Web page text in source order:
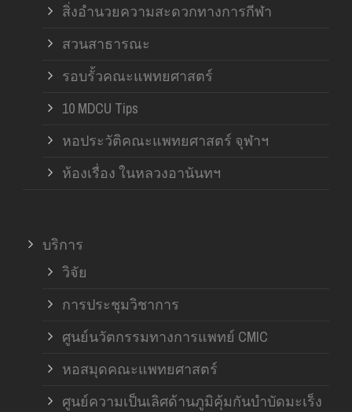
สิ่งอำนวยความสะดวกทางการกีฬา
สวนสาธารณะ
รอบรั้วคณะแพทยศาสตร์
10 MDCU Tips
หอประวัติคณะแพทยศาสตร์ จุฬาฯ
ห้องเรื่อง ในหลวงอานันทฯ
บริการ
วิจัย
การประชุมวิชาการ
ศูนย์นวัตกรรมทางการแพทย์ CMIC
หอสมุดคณะแพทยศาสตร์
ศูนย์ความเป็นเลิศด้านภูมิคุ้มกันบำบัดมะเร็ง